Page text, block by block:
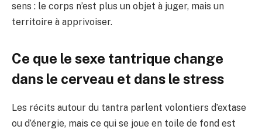
sens : le corps n’est plus un objet à juger, mais un
territoire à apprivoiser.
Ce que le sexe tantrique change
dans le cerveau et dans le stress
Les récits autour du tantra parlent volontiers d’extase
ou d’énergie, mais ce qui se joue en toile de fond est